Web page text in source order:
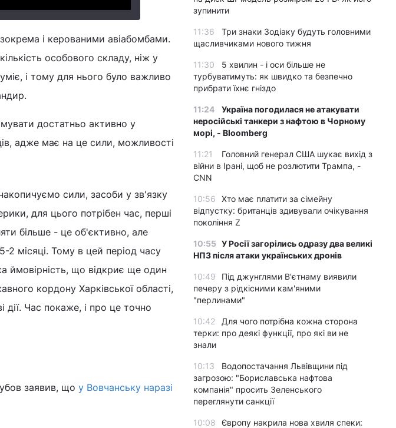
і керованими авіабомбами.
особового складу, ніж у
і тому для нього було важливо
достатньо активно у
адже має на це сили, можливості
сили, засоби у зв'язку
для цього потрібен час, перші
більше - це об'єктивно, але
2 місяці. Тому в цей період часу
ймовірність, що відкриє ще один
кордону Харківської області,
дії. Час покаже, і про це точно
заявив, що у Вовчанську наразі
зупинити
11:36
Три знаки Зодіаку будуть головними
щасливчиками нового тижня
11:30
5 хвилин - і оси більше не
турбуватимуть: як швидко та безпечно
прибрати їхнє гніздо
11:24
Україна погодилася не атакувати
неросійські танкери з нафтою в Чорному
морі, - Bloomberg
11:21
Головний генерал США шукає вихід з
війни в Ірані, щоб не розлютити Трампа, -
CNN
10:56
Хто має платити за сімейну
відпустку: британців здивували очікування
покоління Z
10:55 У Росії загорілись одразу два великі
НПЗ після атаки українських дронів
10:49
Під джунглями В'єтнаму виявили
печеру з рідкісними кам'яними
"перлинами"
10:42
Для чого потрібна кожна сторона
терки: про деякі функції, про які ви не
знали
10:13
Водопостачання Львівщини під
загрозою: "Бориславська нафтова
компанія" просить Зеленського
переглянути санкції
10:08
Європу накрила нова хвиля спеки: